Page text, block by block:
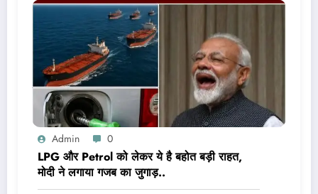
Admin 0
LPG और Petrol को लेकर ये है बहोत बड़ी राहत,
मोदी ने लगाया गजब का जुगाड़..